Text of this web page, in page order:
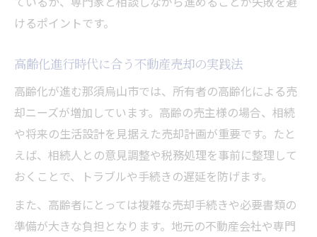
けるポイントです。
高齢化進行時代に合う不動産売却の実践法
高齢化が進む那須烏山市では、所有者の高齢化による売
却ニーズが増加しています。高齢の売主様の場合、相続
や将来の生活設計を見据えた売却計画が重要です。たと
えば、相続人との意見調整や税務処理を事前に整理して
おくことで、トラブルや手続きの遅延を防げます。
また、高齢者にとっては複雑な売却手続きや必要書類の
準備が大きな負担となります。地元の不動産会社や専門